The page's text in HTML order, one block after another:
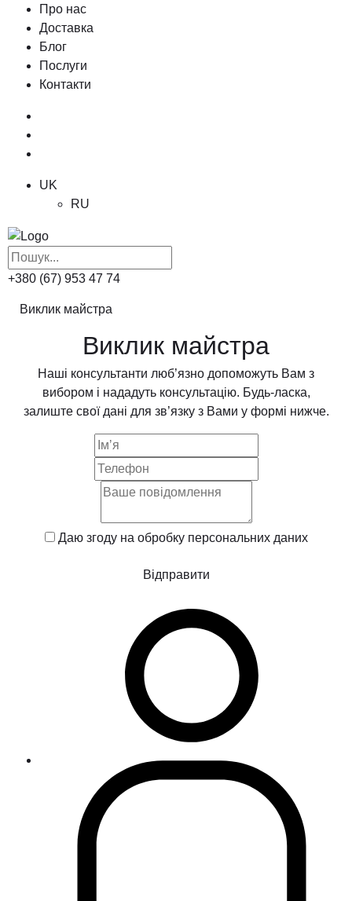
Про нас
Доставка
Блог
Послуги
Контакти
UK
RU
+380 (67) 953 47 74
Виклик майстра
Виклик майстра
Наші консультанти люб’язно допоможуть Вам з
вибором і нададуть консультацію. Будь-ласка,
залиште свої дані для зв’язку з Вами у формі нижче.
Даю згоду на обробку персональних даних
Відправити